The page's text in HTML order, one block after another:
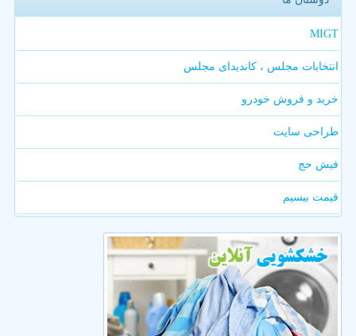
MIGT
انتخابات مجلس ، کاندیدای مجلس
خرید و فروش خودرو
طراحی سایت
فیش حج
قیمت بیسیم